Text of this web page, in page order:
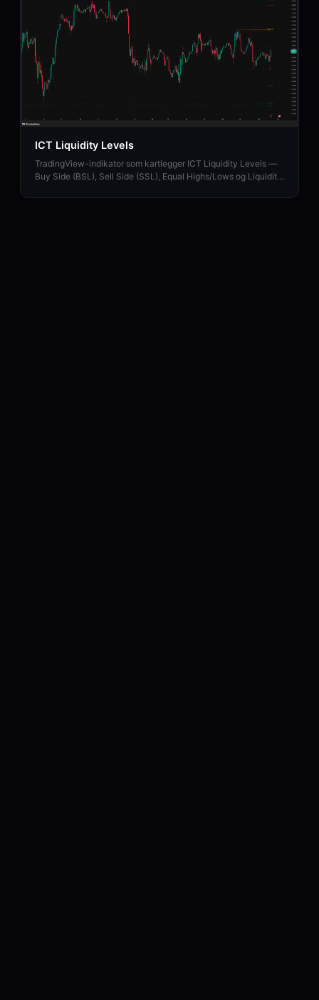
ICT Liquidity Levels
TradingView-indikator som kartlegger ICT Liquidity Levels —
Buy Side (BSL), Sell Side (SSL), Equal Highs/Lows og Liquidity